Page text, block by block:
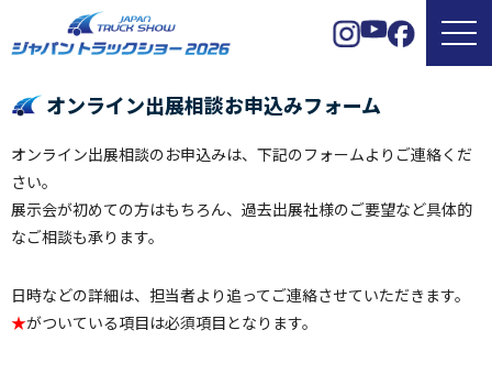
オンライン出展相談お申込みフォーム
オンライン出展相談のお申込みは、下記のフォームよりご連絡くだ
さい。
展示会が初めての方はもちろん、過去出展社様のご要望など具体的
なご相談も承ります。
日時などの詳細は、担当者より追ってご連絡させていただきます。
★がついている項目は必須項目となります。